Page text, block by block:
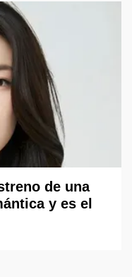
de una
y es el